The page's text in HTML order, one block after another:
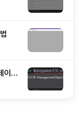
) 방
이스